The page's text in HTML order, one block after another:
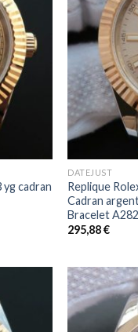
yg cadran
DATEJUST
Replique
Cadran
Bracelet
295,88€